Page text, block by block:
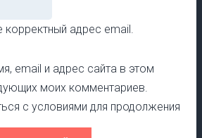
корректный адрес email.
email и адрес сайта в этом
моих комментариев.
с условиями для продолжения